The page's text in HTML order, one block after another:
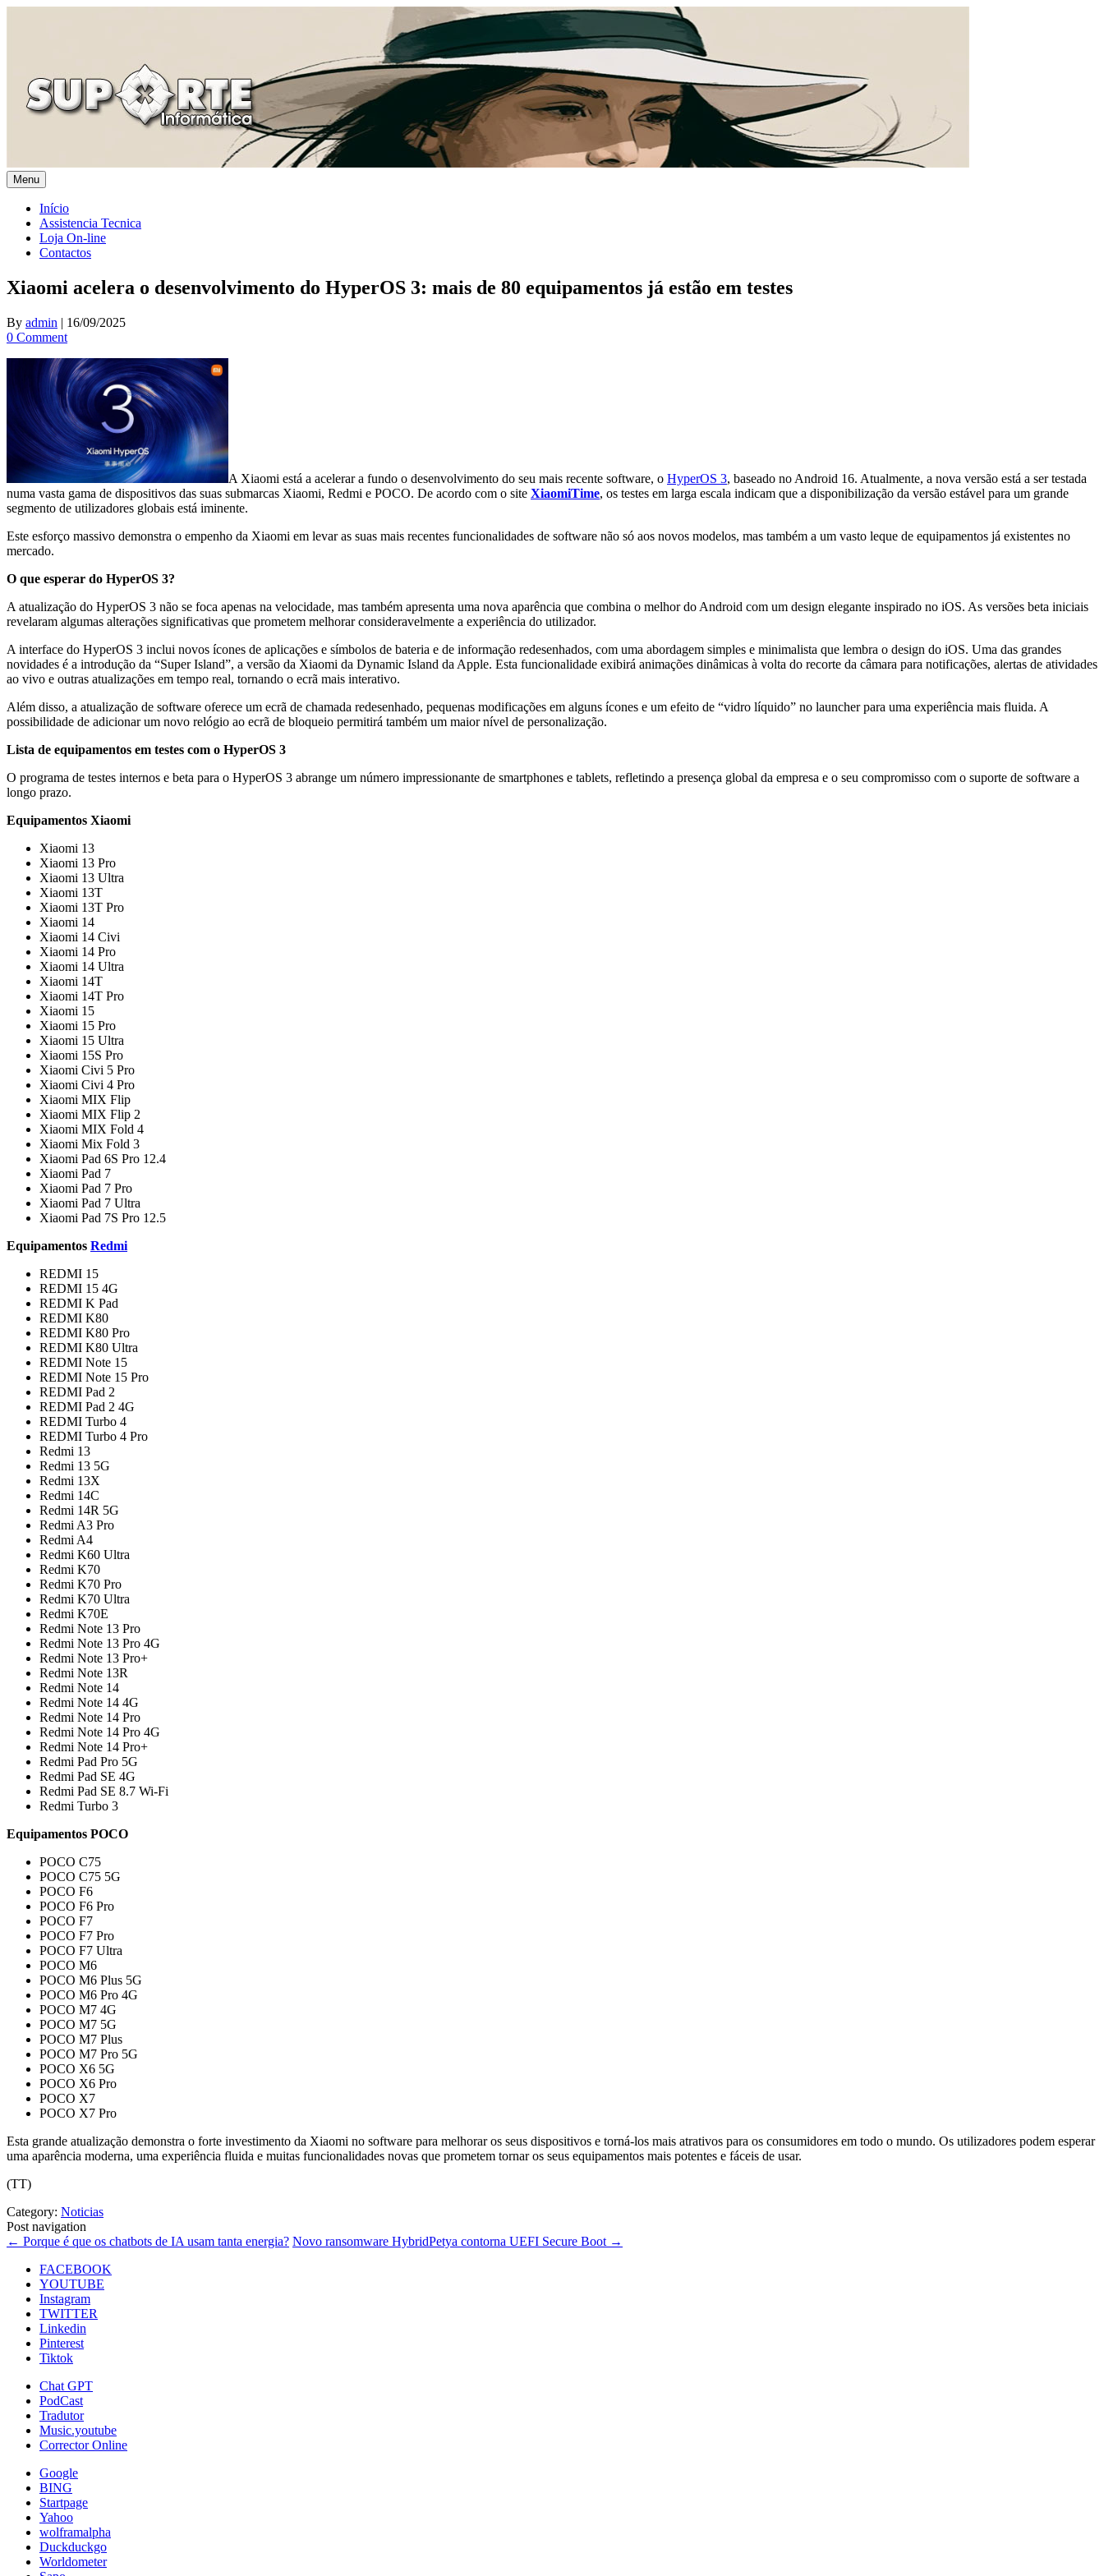
Menu
Início
Assistencia Tecnica
Loja On-line
Contactos
Xiaomi acelera o desenvolvimento do HyperOS 3: mais de 80 equipamentos já estão em testes
By admin | 16/09/2025
0 Comment
A Xiaomi está a acelerar a fundo o desenvolvimento do seu mais recente software, o HyperOS 3, baseado no Android 16. Atualmente, a nova versão está a ser testada
numa vasta gama de dispositivos das suas submarcas Xiaomi, Redmi e POCO. De acordo com o site XiaomiTime, os testes em larga escala indicam que a disponibilização da versão estável para um grande
segmento de utilizadores globais está iminente.
Este esforço massivo demonstra o empenho da Xiaomi em levar as suas mais recentes funcionalidades de software não só aos novos modelos, mas também a um vasto leque de equipamentos já existentes no
mercado.
O que esperar do HyperOS 3?
A atualização do HyperOS 3 não se foca apenas na velocidade, mas também apresenta uma nova aparência que combina o melhor do Android com um design elegante inspirado no iOS. As versões beta iniciais
revelaram algumas alterações significativas que prometem melhorar consideravelmente a experiência do utilizador.
A interface do HyperOS 3 inclui novos ícones de aplicações e símbolos de bateria e de informação redesenhados, com uma abordagem simples e minimalista que lembra o design do iOS. Uma das grandes
novidades é a introdução da “Super Island”, a versão da Xiaomi da Dynamic Island da Apple. Esta funcionalidade exibirá animações dinâmicas à volta do recorte da câmara para notificações, alertas de atividades
ao vivo e outras atualizações em tempo real, tornando o ecrã mais interativo.
Além disso, a atualização de software oferece um ecrã de chamada redesenhado, pequenas modificações em alguns ícones e um efeito de “vidro líquido” no launcher para uma experiência mais fluida. A
possibilidade de adicionar um novo relógio ao ecrã de bloqueio permitirá também um maior nível de personalização.
Lista de equipamentos em testes com o HyperOS 3
O programa de testes internos e beta para o HyperOS 3 abrange um número impressionante de smartphones e tablets, refletindo a presença global da empresa e o seu compromisso com o suporte de software a
longo prazo.
Equipamentos Xiaomi
Xiaomi 13
Xiaomi 13 Pro
Xiaomi 13 Ultra
Xiaomi 13T
Xiaomi 13T Pro
Xiaomi 14
Xiaomi 14 Civi
Xiaomi 14 Pro
Xiaomi 14 Ultra
Xiaomi 14T
Xiaomi 14T Pro
Xiaomi 15
Xiaomi 15 Pro
Xiaomi 15 Ultra
Xiaomi 15S Pro
Xiaomi Civi 5 Pro
Xiaomi Civi 4 Pro
Xiaomi MIX Flip
Xiaomi MIX Flip 2
Xiaomi MIX Fold 4
Xiaomi Mix Fold 3
Xiaomi Pad 6S Pro 12.4
Xiaomi Pad 7
Xiaomi Pad 7 Pro
Xiaomi Pad 7 Ultra
Xiaomi Pad 7S Pro 12.5
Equipamentos Redmi
REDMI 15
REDMI 15 4G
REDMI K Pad
REDMI K80
REDMI K80 Pro
REDMI K80 Ultra
REDMI Note 15
REDMI Note 15 Pro
REDMI Pad 2
REDMI Pad 2 4G
REDMI Turbo 4
REDMI Turbo 4 Pro
Redmi 13
Redmi 13 5G
Redmi 13X
Redmi 14C
Redmi 14R 5G
Redmi A3 Pro
Redmi A4
Redmi K60 Ultra
Redmi K70
Redmi K70 Pro
Redmi K70 Ultra
Redmi K70E
Redmi Note 13 Pro
Redmi Note 13 Pro 4G
Redmi Note 13 Pro+
Redmi Note 13R
Redmi Note 14
Redmi Note 14 4G
Redmi Note 14 Pro
Redmi Note 14 Pro 4G
Redmi Note 14 Pro+
Redmi Pad Pro 5G
Redmi Pad SE 4G
Redmi Pad SE 8.7 Wi-Fi
Redmi Turbo 3
Equipamentos POCO
POCO C75
POCO C75 5G
POCO F6
POCO F6 Pro
POCO F7
POCO F7 Pro
POCO F7 Ultra
POCO M6
POCO M6 Plus 5G
POCO M6 Pro 4G
POCO M7 4G
POCO M7 5G
POCO M7 Plus
POCO M7 Pro 5G
POCO X6 5G
POCO X6 Pro
POCO X7
POCO X7 Pro
Esta grande atualização demonstra o forte investimento da Xiaomi no software para melhorar os seus dispositivos e torná-los mais atrativos para os consumidores em todo o mundo. Os utilizadores podem esperar
uma aparência moderna, uma experiência fluida e muitas funcionalidades novas que prometem tornar os seus equipamentos mais potentes e fáceis de usar.
(TT)
Category: Noticias
Post navigation
← Porque é que os chatbots de IA usam tanta energia? Novo ransomware HybridPetya contorna UEFI Secure Boot →
FACEBOOK
YOUTUBE
Instagram
TWITTER
Linkedin
Pinterest
Tiktok
Chat GPT
PodCast
Tradutor
Music.youtube
Corrector Online
Google
BING
Startpage
Yahoo
wolframalpha
Duckduckgo
Worldometer